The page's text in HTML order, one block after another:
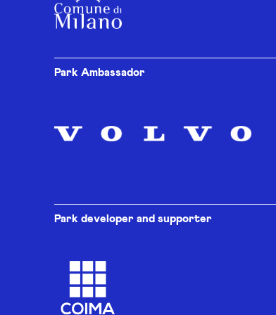
Park Ambassador
Park developer and supporter